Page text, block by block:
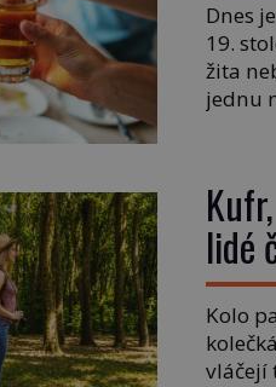
Dnes
19.
žita
jednu
[…]
lidé
let?
Kolo
vláčejí